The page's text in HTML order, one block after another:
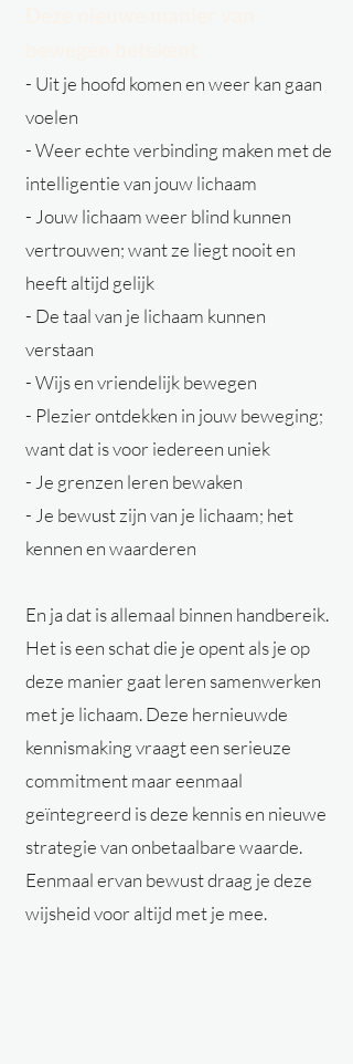
- Uit je hoofd komen en weer kan gaan
voelen
- Weer echte verbinding maken met de
intelligentie van jouwlichaam
- Jouw lichaam weer blind kunnen
vertrouwen; want ze liegt nooit en
heeft altijd gelijk
- De taal van je lichaam kunnen
verstaan
- Wijs en vriendelijk bewegen
- Plezier ontdekken in jouw beweging;
want dat is voor iedereen uniek
- Je grenzen leren bewaken
- Je bewust zijn van je lichaam; het
kennen en waarderen
En ja dat is allemaal binnen handbereik.
Het is een schat die je opent als je op
deze manier gaat leren samenwerken
met je lichaam. Deze hernieuwde
kennismaking vraagt een serieuze
commitment maar eenmaal
geïntegreerd is deze kennis en nieuwe
strategie van onbetaalbare waarde.
Eenmaal ervan bewust draag je deze
wijsheid voor altijd met je mee.